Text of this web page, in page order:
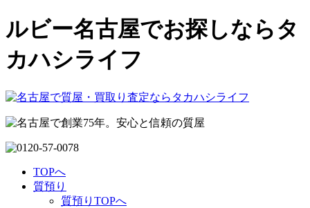
ルビー名古屋でお探しならタ
カハシライフ
TOPへ
質預り
質預りTOPへ